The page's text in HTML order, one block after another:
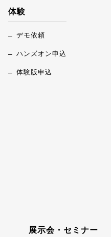
体験
デモ依頼
ハンズオン申込
体験版申込
展示会・セミナー